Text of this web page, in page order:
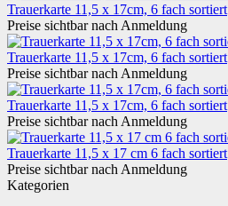
Trauerkarte 11,5 x 17cm, 6 fach sortiert
Preise sichtbar nach Anmeldung
Trauerkarte 11,5 x 17cm, 6 fach sortiert
Preise sichtbar nach Anmeldung
Trauerkarte 11,5 x 17cm, 6 fach sortiert
Preise sichtbar nach Anmeldung
Trauerkarte 11,5 x 17 cm 6 fach sortiert
Preise sichtbar nach Anmeldung
Kategorien